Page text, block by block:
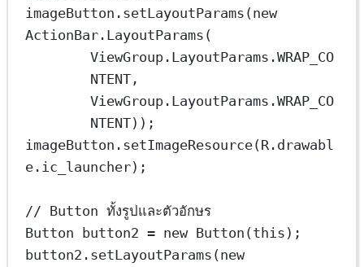
imageButton. setLayoutParams (new
ActionBar. LayoutParams (
ViewGroup.LayoutParams.WRAP_CO
NTENT,
ViewGroup.LayoutParams.WRAP_CO
NTENT));
imageButton. setImageResource(R.drawabl
e.ic_launcher);
// Button ทั้งรูปและตัวอักษร
Button button2 = new Button (this );
button2. setLayoutParams (new